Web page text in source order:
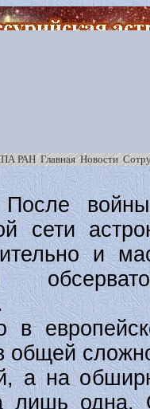
РАН Главная Новости
сети
и
общей
а на
лишь одна.